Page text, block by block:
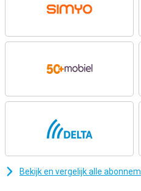
functies en een moderne,
Camera’s voor foto’s en video’s
Met de dubbele camera achterop
momenten vast. De 50-
foto’s met natuurlijke kleuren,
Daarnaast gebruik je de 8-
landschappen of groepsfoto’s.
selfies en videogesprekken is
megapixel frontcamera. Handige
Lange batterijduur
Bekijk en vergelijk alle